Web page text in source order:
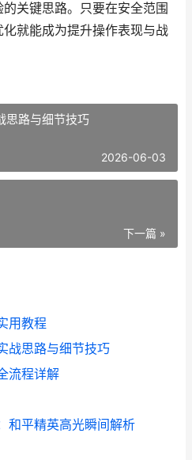
关键思路。只要在安全范围
就能成为提升操作表现与战
思路与细节技巧
2026-06-03
下一篇 »
用教程
战思路与细节技巧
流程详解
和平精英高光瞬间解析